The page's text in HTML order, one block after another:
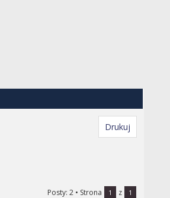
Drukuj
Posty: 2 • Strona 1 z 1